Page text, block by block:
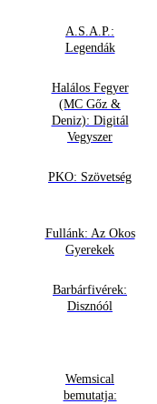
A.S.A.P.:
Legendák
Halálos Fegyer
(MC Gőz &
Deniz): Digitál
Vegyszer
PKO: Szövetség
Fullánk: Az Okos
Gyerekek
Barbárfivérek:
Disznóól
Wemsical
bemutatja: